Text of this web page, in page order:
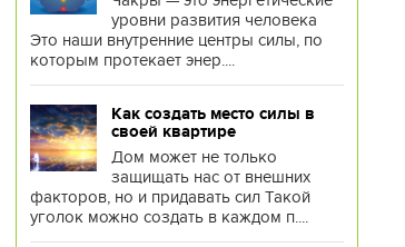
уровни развития человека
Это наши внутренние центры силы, по
которым протекает энер....
Как создать место силы в
своей квартире
Дом может не только
защищать нас от внешних
факторов, но и придавать сил Такой
уголок можно создать в каждом п....